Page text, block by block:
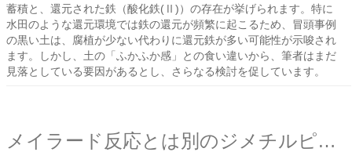
蓄積と、還元された鉄（酸化鉄(Ⅱ)）の存在が挙げられます。特に
水田のような還元環境では鉄の還元が頻繁に起こるため、冒頭事例
の黒い土は、腐植が少ない代わりに還元鉄が多い可能性が示唆され
ます。しかし、土の「ふかふか感」との食い違いから、筆者はまだ
見落としている要因があるとし、さらなる検討を促しています。
メイラード反応とは別のジメチルピラジンの合成